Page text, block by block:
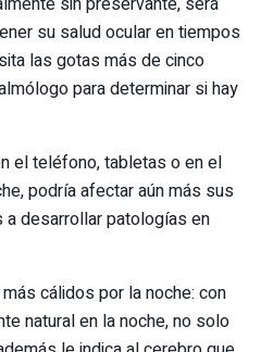
su salud ocular en tiempos
las gotas más de cinco
para determinar si hay
el teléfono, tabletas o en el
podría afectar aún más sus
desarrollar patologías en
cálidos por la noche: con
natural en la noche, no solo